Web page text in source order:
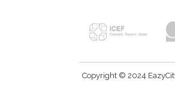
Copyright © 2024